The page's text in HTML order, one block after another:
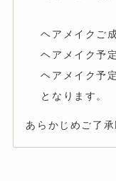
ヘアメイクご
ヘアメイク予
ヘアメイク予
となります。
あらかじめご了承